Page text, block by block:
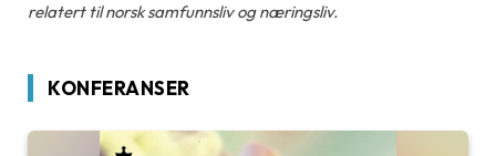
relatert til norsk samfunnsliv og næringsliv.
KONFERANSER